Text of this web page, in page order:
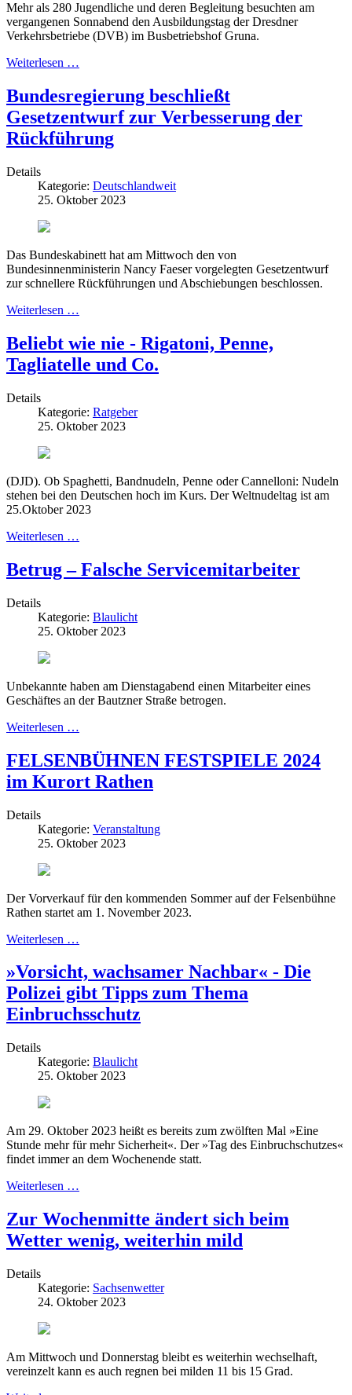
Mehr als 280 Jugendliche und deren Begleitung besuchten am
vergangenen Sonnabend den Ausbildungstag der Dresdner
Verkehrsbetriebe (DVB) im Busbetriebshof Gruna.
Weiterlesen …
Bundesregierung beschließt
Gesetzentwurf zur Verbesserung der
Rückführung
Details
Kategorie: Deutschlandweit
25. Oktober 2023
Das Bundeskabinett hat am Mittwoch den von
Bundesinnenministerin Nancy Faeser vorgelegten Gesetzentwurf
zur schnellere Rückführungen und Abschiebungen beschlossen.
Weiterlesen …
Beliebt wie nie - Rigatoni, Penne,
Tagliatelle und Co.
Details
Kategorie: Ratgeber
25. Oktober 2023
(DJD). Ob Spaghetti, Bandnudeln, Penne oder Cannelloni: Nudeln
stehen bei den Deutschen hoch im Kurs. Der Weltnudeltag ist am
25.Oktober 2023
Weiterlesen …
Betrug – Falsche Servicemitarbeiter
Details
Kategorie: Blaulicht
25. Oktober 2023
Unbekannte haben am Dienstagabend einen Mitarbeiter eines
Geschäftes an der Bautzner Straße betrogen.
Weiterlesen …
FELSENBÜHNEN FESTSPIELE 2024
im Kurort Rathen
Details
Kategorie: Veranstaltung
25. Oktober 2023
Der Vorverkauf für den kommenden Sommer auf der Felsenbühne
Rathen startet am 1. November 2023.
Weiterlesen …
»Vorsicht, wachsamer Nachbar« - Die
Polizei gibt Tipps zum Thema
Einbruchsschutz
Details
Kategorie: Blaulicht
25. Oktober 2023
Am 29. Oktober 2023 heißt es bereits zum zwölften Mal »Eine
Stunde mehr für mehr Sicherheit«. Der »Tag des Einbruchschutzes«
findet immer an dem Wochenende statt.
Weiterlesen …
Zur Wochenmitte ändert sich beim
Wetter wenig, weiterhin mild
Details
Kategorie: Sachsenwetter
24. Oktober 2023
Am Mittwoch und Donnerstag bleibt es weiterhin wechselhaft,
vereinzelt kann es auch regnen bei milden 11 bis 15 Grad.